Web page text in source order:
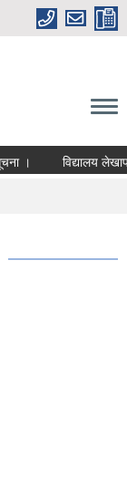
। विद्यालय